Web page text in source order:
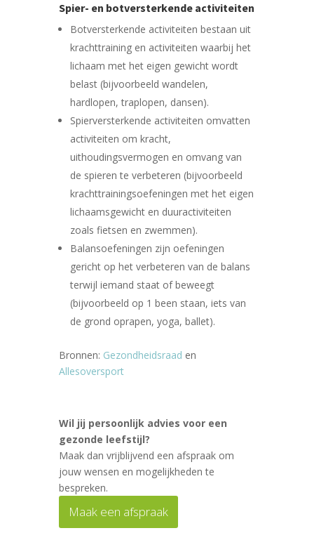
Spier- en botversterkende activiteiten
Botversterkende activiteiten bestaan uit
krachttraining en activiteiten waarbij het
lichaam met het eigen gewicht wordt
belast (bijvoorbeeld wandelen,
hardlopen, traplopen, dansen).
Spierversterkende activiteiten omvatten
activiteiten om kracht,
uithoudingsvermogen en omvang van
de spieren te verbeteren (bijvoorbeeld
krachttrainingsoefeningen met het eigen
lichaamsgewicht en duuractiviteiten
zoals fietsen en zwemmen).
Balansoefeningen zijn oefeningen
gericht op het verbeteren van de balans
terwijl iemand staat of beweegt
(bijvoorbeeld op 1 been staan, iets van
de grond oprapen, yoga, ballet).
Bronnen: Gezondheidsraad en
Allesoversport
Wil jij persoonlijk advies voor een
gezonde leefstijl?
Maak dan vrijblijvend een afspraak om
jouw wensen en mogelijkheden te
bespreken.
Maak een afspraak